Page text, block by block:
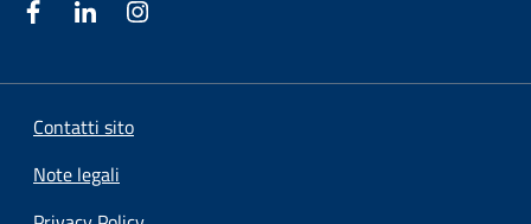
Contatti sito
Note legali